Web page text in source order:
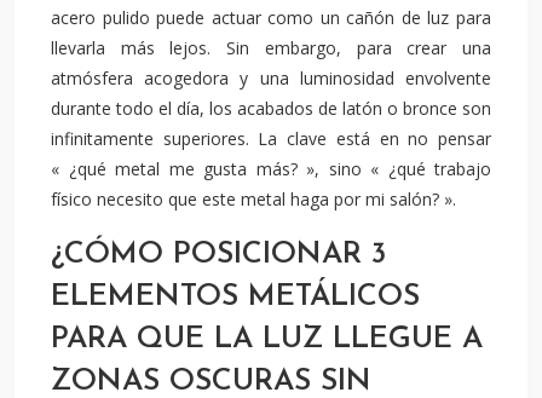
acero pulido puede actuar como un cañón de luz para
llevarla más lejos. Sin embargo, para crear una
atmósfera acogedora y una luminosidad envolvente
durante todo el día, los acabados de latón o bronce son
infinitamente superiores. La clave está en no pensar
« ¿qué metal me gusta más? », sino « ¿qué trabajo
físico necesito que este metal haga por mi salón? ».
¿CÓMO POSICIONAR 3
ELEMENTOS METÁLICOS
PARA QUE LA LUZ LLEGUE A
ZONAS OSCURAS SIN